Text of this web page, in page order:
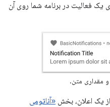
یک فعالیت در برنامه شما روی آن
و مقداری متن.
یک اعلان، بخش «آناتومی